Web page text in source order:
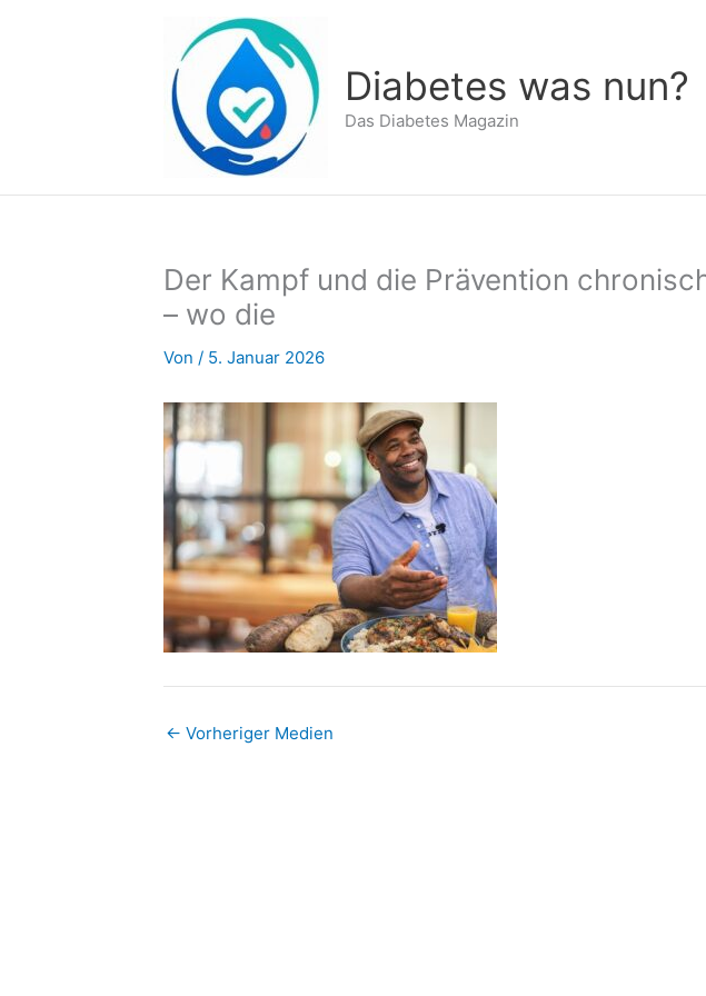
Diabetes was nun?
Das Diabetes Magazin
Der Kampf und die Prävention
– wo die
Von / 5. Januar 2026
← Vorheriger Medien